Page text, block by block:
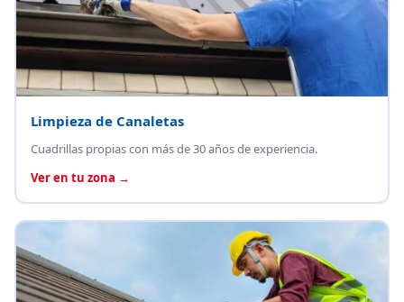
Limpieza de Canaletas
Cuadrillas propias con más de 30 años de experiencia.
Ver en tu zona →